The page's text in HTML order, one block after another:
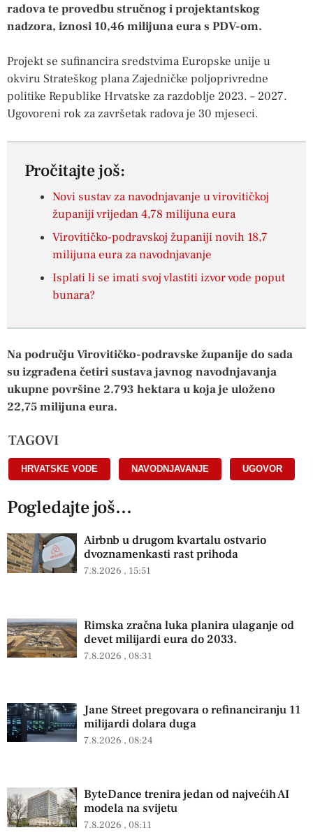
radova te provedbu stručnog i projektantskog
nadzora, iznosi 10,46 milijuna eura s PDV-om.
Projekt se sufinancira sredstvima Europske unije u
okviru Strateškog plana Zajedničke poljoprivredne
politike Republike Hrvatske za razdoblje 2023. – 2027.
Ugovoreni rok za završetak radova je 30 mjeseci.
Pročitajte još:
Novi sustav za navodnjavanje u virovitičkoj
županiji vrijedan 4,78 milijuna eura
Virovitičko-podravskoj županiji novih 18,7
milijuna eura za navodnjavanje
Isplati li se imati svoj vlastiti izvor vode poput
bunara?
Na području Virovitičko-podravske županije do sada
su izgrađena četiri sustava javnog navodnjavanja
ukupne površine 2.793 hektara u koja je uloženo
22,75 milijuna eura.
TAGOVI
HRVATSKE VODE NAVODNJAVANJE UGOVOR
Pogledajte još...
Airbnb u drugom kvartalu ostvario
dvoznamenkasti rast prihoda
7.8.2026 15:51
Rimska zračna luka planira ulaganje od
devet milijardi eura do 2033.
7.8.2026 08:31
Jane Street pregovara o refinanciranju 11
milijardi dolara duga
7.8.2026 08:24
ByteDance trenira jedan od najvećih AI
modela na svijetu
7.8.2026 08:11